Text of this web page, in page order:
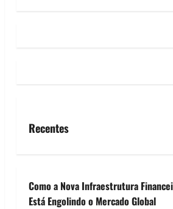
Recentes
Como a Nova Infraestrutura
Está Engolindo o Mercado Global